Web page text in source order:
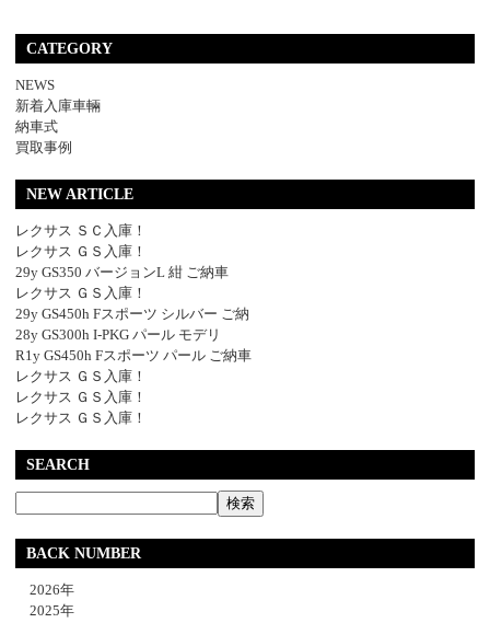
CATEGORY
NEWS
新着入庫車輛
納車式
買取事例
NEW ARTICLE
レクサス ＳＣ入庫！
レクサス ＧＳ入庫！
29y GS350 バージョンL 紺 ご納車
レクサス ＧＳ入庫！
29y GS450h Fスポーツ シルバー ご納
28y GS300h I-PKG パール モデリ
R1y GS450h Fスポーツ パール ご納車
レクサス ＧＳ入庫！
レクサス ＧＳ入庫！
レクサス ＧＳ入庫！
SEARCH
BACK NUMBER
2026年
2025年